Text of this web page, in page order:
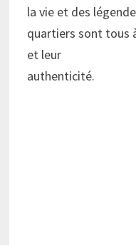
la vie et des
quartiers sont tous
et leur